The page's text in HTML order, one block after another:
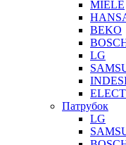
MIELE
BEKO
LG
Патрубок
LG